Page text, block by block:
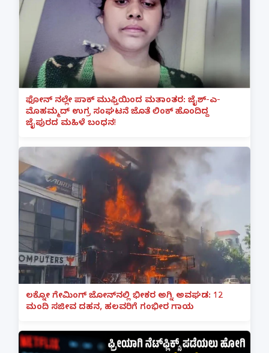
ಫೋನ್ ನಲ್ಲೇ ಪಾಕ್ ಮುಫ್ತಿಯಿಂದ ಮತಾಂತರ: ಜೈಶ್-ಎ-
ಮೊಹಮ್ಮದ್ ಉಗ್ರ ಸಂಘಟನೆ ಜೊತೆ ಲಿಂಕ್ ಹೊಂದಿದ್ದ
ಜೈಪುರದ ಮಹಿಳೆ ಬಂಧನ!
ಲಕ್ನೋ ಗೇಮಿಂಗ್ ಜೋನ್‌ನಲ್ಲಿ ಭೀಕರ ಅಗ್ನಿ ಅವಘಡ: 12
ಮಂದಿ ಸಜೀವ ದಹನ, ಹಲವರಿಗೆ ಗಂಭೀರ ಗಾಯ